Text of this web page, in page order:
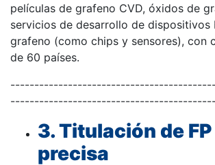
películas de grafeno CVD, óxidos de
servicios de desarrollo de dispositivos
grafeno (como chips y sensores), con
de 60 países.
3. Titulación de
precisa